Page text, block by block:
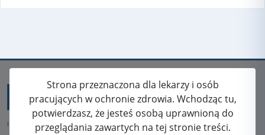
Strona przeznaczona dla lekarzy i osób
pracujących w ochronie zdrowia. Wchodząc tu,
potwierdzasz, że jesteś osobą uprawnioną do
przeglądania zawartych na tej stronie treści.
ISSN: 2080-5438